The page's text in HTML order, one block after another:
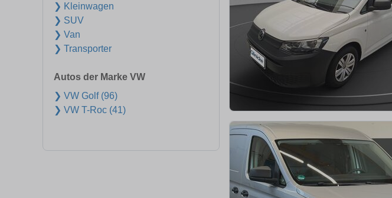
❯ Kleinwagen
❯ SUV
❯ Van
❯ Transporter
Autos der Marke VW
❯ VW Golf (96)
❯ VW T-Roc (41)